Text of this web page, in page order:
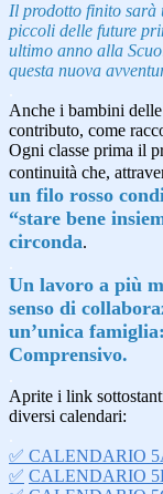
Il prodotto finito sarà
piccoli delle future
ultimo anno alla
questa nuova
Anche i bambini
contributo, come
Ogni classe prima il
continuità che,
un filo rosso
“stare bene
circonda.
Un lavoro a più
senso di
un’unica
Comprensivo.
Aprite i link
diversi calendari:
✅ CALENDARIO
✅ CALENDARIO